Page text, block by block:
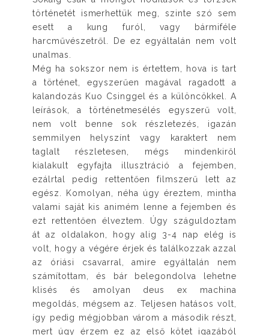
történetét ismerhettük meg, szinte szó sem
esett a kung furól, vagy bármiféle
harcművészetről. De ez egyáltalán nem volt
unalmas.
Még ha sokszor nem is értettem, hova is tart
a történet, egyszerűen magával ragadott a
kalandozás Kuo Csinggel és a különcökkel. A
leírások, a történetmesélés egyszerű volt,
nem volt benne sok részletezés, igazán
semmilyen helyszínt vagy karaktert nem
taglalt részletesen, mégs mindenkiről
kialakult egyfajta illusztráció a fejemben,
ezálrtal pedig rettentően filmszerű lett az
egész. Komolyan, néha úgy éreztem, mintha
valami saját kis animém lenne a fejemben és
ezt rettentően élveztem. Úgy száguldoztam
át az oldalakon, hogy alig 3-4 nap elég is
volt, hogy a végére érjek és találkozzak azzal
az óriási csavarral, amire egyáltalán nem
számítottam, és bár belegondolva lehetne
klisés és amolyan deus ex machina
megoldás, mégsem az. Teljesen hatásos volt,
így pedig mégjobban várom a második részt,
mert úgy érzem ez az első kötet igazából